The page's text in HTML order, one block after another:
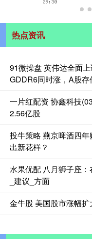
热点资讯
91微操盘 英伟达全面
GDDR6同时涨，A股存
一片红配资 协鑫科技
2.56亿股
投牛策略 燕京啤酒四年
出新花样？
水果优配 八月狮子座
_建议_方面
金牛股 美国股市涨幅